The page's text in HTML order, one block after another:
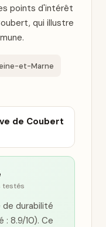
points d'intérêt
qui illustre
et-Marne
de Coubert
testés
durabilité
: 8.9/10). Ce